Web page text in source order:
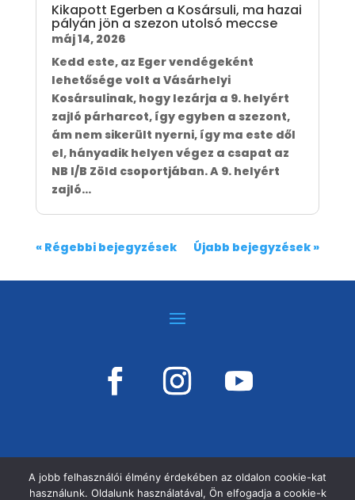
Kikapott Egerben a Kosársuli, ma hazai
pályán jön a szezon utolsó meccse
máj 14, 2026
Kedd este, az Eger vendégeként
lehetősége volt a Vásárhelyi
Kosársulinak, hogy lezárja a 9. helyért
zajló párharcot, így egyben a szezont,
ám nem sikerült nyerni, így ma este dől
el, hányadik helyen végez a csapat az
NB I/B Zöld csoportjában. A 9. helyért
zajló...
« Régebbi bejegyzések Újabb bejegyzések »
A jobb felhasználói élmény érdekében az oldalon cookie-kat
használunk. Oldalunk használatával, Ön elfogadja a cookie-k